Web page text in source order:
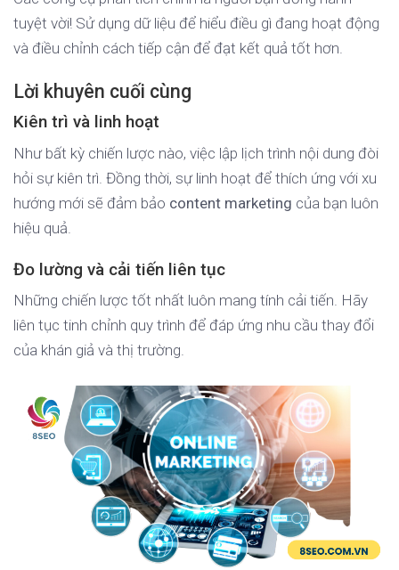
tuyệt vời! Sử dụng dữ liệu để hiểu điều gì đang hoạt động
và điều chỉnh cách tiếp cận để đạt kết quả tốt hơn.
Lời khuyên cuối cùng
Kiên trì và linh hoạt
Như bất kỳ chiến lược nào, việc lập lịch trình nội dung đòi
hỏi sự kiên trì. Đồng thời, sự linh hoạt để thích ứng với xu
hướng mới sẽ đảm bảo content marketing của bạn luôn
hiệu quả.
Đo lường và cải tiến liên tục
Những chiến lược tốt nhất luôn mang tính cải tiến. Hãy
liên tục tinh chỉnh quy trình để đáp ứng nhu cầu thay đổi
của khán giả và thị trường.